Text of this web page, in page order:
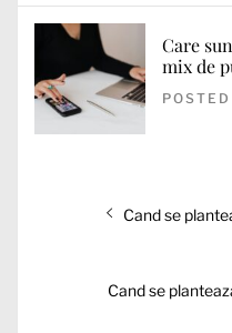
Care
mix de
Articolul
Cand se
Articolul
Cand se